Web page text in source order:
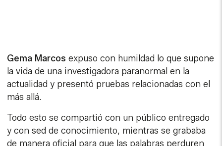
Gema Marcos expuso con humildad lo que supone
la vida de una investigadora paranormal en la
actualidad y presentó pruebas relacionadas con el
más allá.
Todo esto se compartió con un público entregado
y con sed de conocimiento, mientras se grababa
de manera oficial para que las palabras perduren